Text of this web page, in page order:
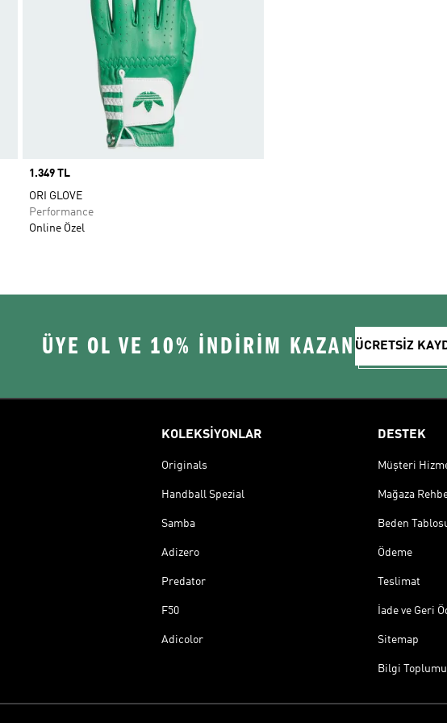
Price
1.349 TL
ORI GLOVE
Performance
Online Özel
ÜYE OL VE 10% İNDİRİM KAZAN ÜCRETSİZ
KOLEKSİYONLAR
Originals
Handball Spezial
Samba
Adizero
Predator
F50
Adicolor
DESTEK
Müşteri
Mağaza
Beden
Ödeme
Teslimat
İade ve Geri
Sitemap
Bilgi